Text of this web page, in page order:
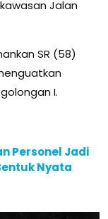
Jalan
SR (58)
I.
Personel Jadi
Nyata